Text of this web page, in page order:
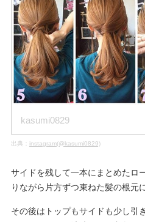
kasumi0829
出典： instagram(@kasumi0829)
サイドを残して一本にまとめたロ
りながら片方ずつ束ねた髪の根元
その後はトップもサイドも少し引